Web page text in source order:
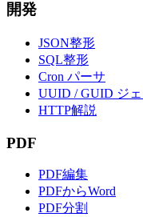
開発
JSON整形
SQL整形
Cron パーサ
UUID / GUID ジ
HTTP解説
PDF
PDF編集
PDFからWord
PDF分割